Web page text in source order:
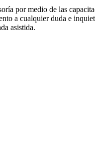
por medio de las
a cualquier duda e
asistida.